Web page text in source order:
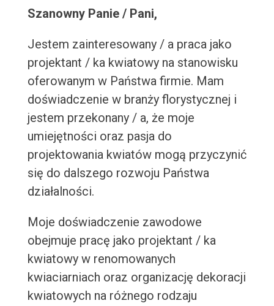
Szanowny Panie / Pani,
Jestem zainteresowany / a praca jako
projektant / ka kwiatowy na stanowisku
oferowanym w Państwa firmie. Mam
doświadczenie w branży florystycznej i
jestem przekonany / a, że moje
umiejętności oraz pasja do
projektowania kwiatów mogą przyczynić
się do dalszego rozwoju Państwa
działalności.
Moje doświadczenie zawodowe
obejmuje pracę jako projektant / ka
kwiatowy w renomowanych
kwiaciarniach oraz organizację dekoracji
kwiatowych na różnego rodzaju